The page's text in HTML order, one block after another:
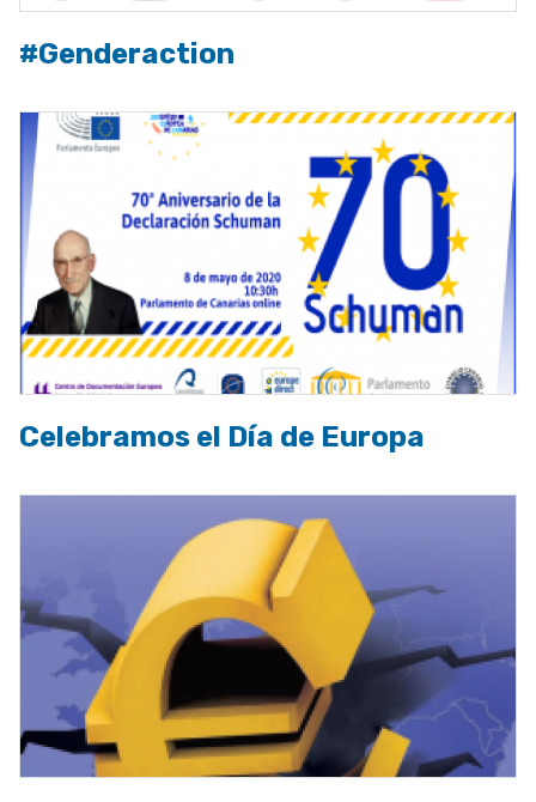
#Genderaction
Celebramos el Día de Europa